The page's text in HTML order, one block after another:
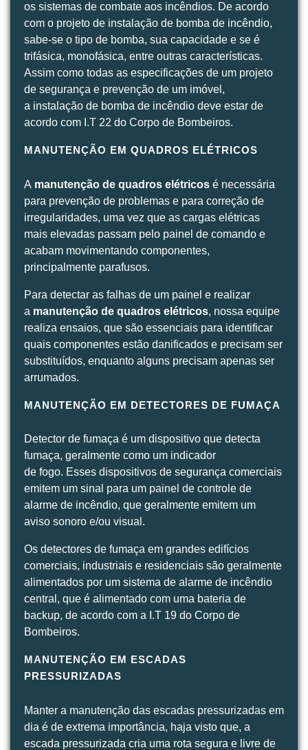
os sistemas de combate aos incêndios. De acordo
com o projeto de instalação de bomba de incêndio,
sabe-se o tipo de bomba, sua capacidade e se é
trifásica, monofásica, entre outras características.
Assim como todas as especificações de um projeto
de segurança e prevenção de um imóvel,
a instalação de bomba de incêndio deve estar de
acordo com I.T 22 do Corpo de Bombeiros.
MANUTENÇÃO EM QUADROS ELÉTRICOS
A manutenção de quadros elétricos é necessária
para prevenção de problemas e para correção de
irregularidades, uma vez que as cargas elétricas
mais elevadas passam pelo painel de comando e
acabam movimentando componentes,
principalmente parafusos.
Para detectar as falhas de um painel e realizar
a manutenção de quadros elétricos, nossa equipe
realiza ensaios, que são essenciais para identificar
quais componentes estão danificados e precisam ser
substituídos, enquanto alguns precisam apenas ser
arrumados.
MANUTENÇÃO EM DETECTORES DE FUMAÇA
Detector de fumaça é um dispositivo que detecta
fumaça, geralmente como um indicador
de fogo. Esses dispositivos de segurança comerciais
emitem um sinal para um painel de controle de
alarme de incêndio, que geralmente emitem um
aviso sonoro e/ou visual.
Os detectores de fumaça em grandes edifícios
comerciais, industriais e residenciais são geralmente
alimentados por um sistema de alarme de incêndio
central, que é alimentado com uma bateria de
backup, de acordo com a I.T 19 do Corpo de
Bombeiros.
MANUTENÇÃO EM ESCADAS
PRESSURIZADAS
Manter a manutenção das escadas pressurizadas em
dia é de extrema importância, haja visto que, a
escada pressurizada cria uma rota segura e livre de